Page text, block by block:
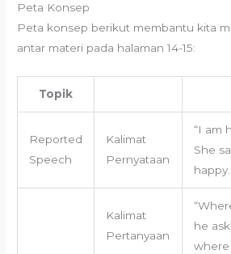
Peta Konsep
Peta konsep berikut membantu kita
antar materi pada halaman 14-15:
Topik
Reported
Speech
Kalimat
Pernyataan
“I am
She
happy.
Kalimat
Pertanyaan
he
where